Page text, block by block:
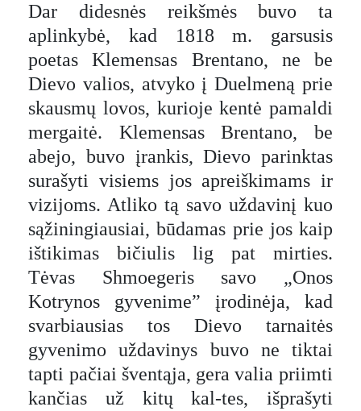
Dar didesnės reikšmės buvo ta
aplinkybė, kad 1818 m. garsusis
poetas Klemensas Brentano, ne be
Dievo valios, atvyko į Duelmeną prie
skausmų lovos, kurioje kentė pamaldi
mergaitė. Klemensas Brentano, be
abejo, buvo įrankis, Dievo parinktas
surašyti visiems jos apreiškimams ir
vizijoms. Atliko tą savo uždavinį kuo
sąžiningiausiai, būdamas prie jos kaip
ištikimas bičiulis lig pat mirties.
Tėvas Shmoegeris savo „Onos
Kotrynos gyvenime” įrodinėja, kad
svarbiausias tos Dievo tarnaitės
gyvenimo uždavinys buvo ne tiktai
tapti pačiai šventąja, gera valia priimti
kančias už kitų kal-tes, išprašyti